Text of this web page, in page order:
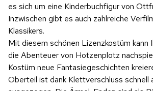
es sich um eine Kinderbuchfigur von
Inzwischen gibt es auch zahlreiche
Klassikers.
Mit diesem schönen Lizenzkostüm kann
die Abenteuer von Hotzenplotz
Kostüm neue Fantasiegeschichten
Oberteil ist dank Klettverschluss schnell